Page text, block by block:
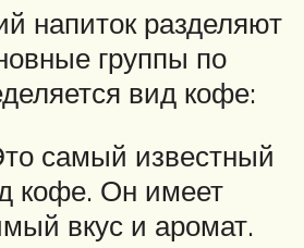
напиток разделяют
группы по
вид кофе:
самый известный
кофе. Он имеет
вкус и аромат.